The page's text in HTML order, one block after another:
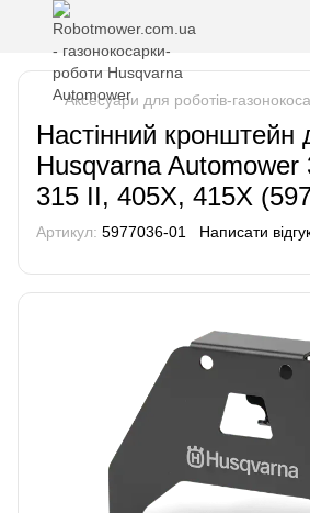
Аксесуари для роботів-
Настінний кронштейн
Husqvarna Automower
315 ІІ, 405Х, 415Х
Артикул: 5977036-01 Написати